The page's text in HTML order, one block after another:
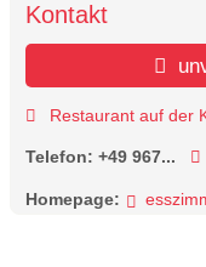
Kontakt
Restaurant auf der
Telefon: +49 967...
Homepage: